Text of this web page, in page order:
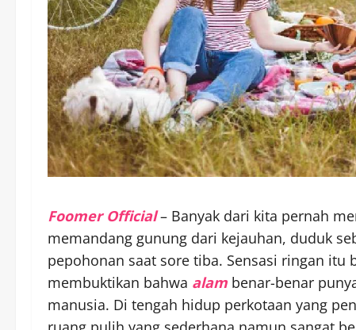
Foomer Official– Banyak dari kita pernah
memandang gunung dari kejauhan, duduk
pepohonan saat sore tiba. Sensasi ringan itu
membuktikan bahwa alam benar-benar
manusia. Di tengah hidup perkotaan yang